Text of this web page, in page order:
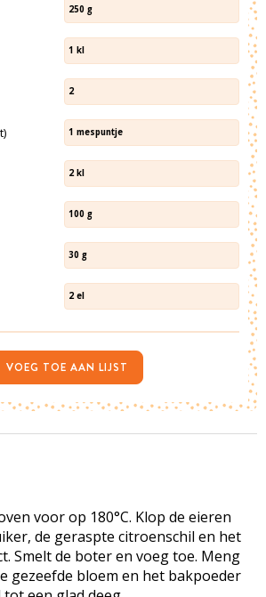
voor op 180°C. Klop de eieren
de geraspte citroenschil en het
Smelt de boter en voeg toe. Meng
gezeefde bloem en het bakpoeder
250 g
1 kl
2
1 mespuntje
2 kl
100 g
30 g
2 el
VOEG TOE AAN LIJST